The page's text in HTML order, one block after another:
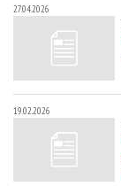
27.04.2026
19.02.2026